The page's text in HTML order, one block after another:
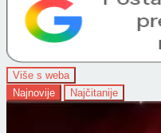
Više s weba
Najnovije
Najčitanije